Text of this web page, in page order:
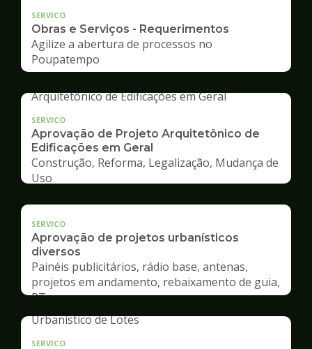
SERVICO
Obras e Serviços - Requerimentos
Agilize a abertura de processos no
Poupatempo
SERVICO
Aprovação de Projeto Arquitetônico de
Edificações em Geral
Construção, Reforma, Legalização, Mudança de
Uso
SERVICO
Aprovação de projetos urbanísticos
diversos
Painéis publicitários, rádio base, antenas,
projetos em andamento, rebaixamento de guia,
RT
SERVICO